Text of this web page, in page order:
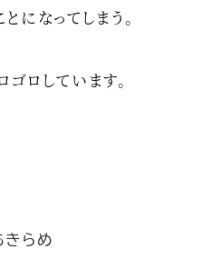
になってしまう。
ロしています。
きらめ